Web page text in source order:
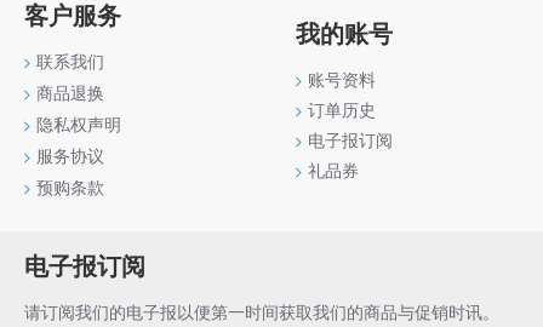
客户服务
联系我们
商品退换
隐私权声明
服务协议
预购条款
我的账号
账号资料
订单历史
电子报订阅
礼品券
电子报订阅
请订阅我们的电子报以便第一时间获取我们的商品与促销时讯。